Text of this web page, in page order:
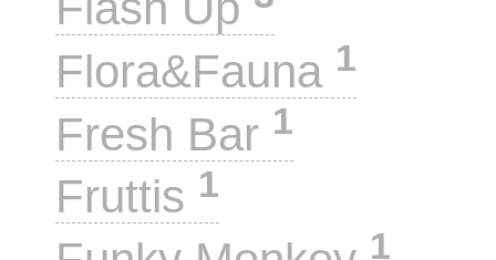
Flora&Fauna 1
Fresh Bar 1
Fruttis 1
1